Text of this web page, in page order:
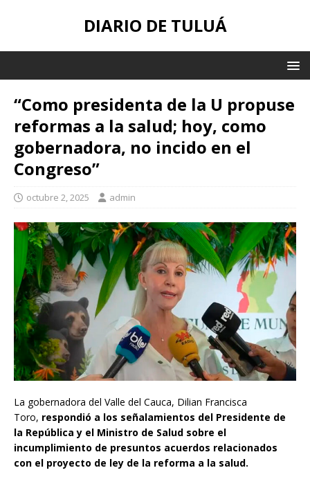
DIARIO DE TULUÁ
“Como presidenta de la U propuse
reformas a la salud; hoy, como
gobernadora, no incido en el
Congreso”
octubre 2, 2025 admin
La gobernadora del Valle del Cauca, Dilian Francisca
Toro, respondió a los señalamientos del Presidente de
la República y el Ministro de Salud sobre el
incumplimiento de presuntos acuerdos relacionados
con el proyecto de ley de la reforma a la salud.